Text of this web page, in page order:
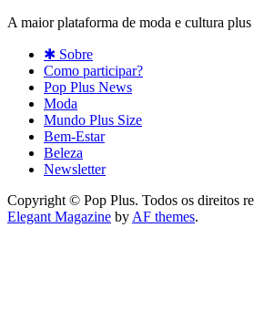
A maior plataforma de moda e cultura
✱ Sobre
Como participar?
Pop Plus News
Moda
Mundo Plus Size
Bem-Estar
Beleza
Newsletter
Copyright © Pop Plus. Todos os direitos
Elegant Magazine by AF themes.